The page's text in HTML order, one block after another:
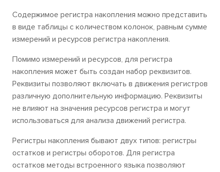
Содержимое регистра накопления можно представить
в виде таблицы с количеством колонок, равным сумме
измерений и ресурсов регистра накопления.
Помимо измерений и ресурсов, для регистра
накопления может быть создан набор реквизитов.
Реквизиты позволяют включать в движения регистров
различную дополнительную информацию. Реквизиты
не влияют на значения ресурсов регистра и могут
использоваться для анализа движений регистра.
Регистры накопления бывают двух типов: регистры
остатков и регистры оборотов. Для регистра
остатков методы встроенного языка позволяют